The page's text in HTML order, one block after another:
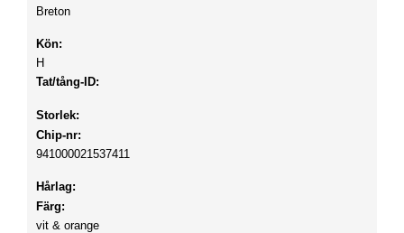
Breton
Kön:
H
Tat/tång-ID:
Storlek:
Chip-nr:
941000021537411
Hårlag:
Färg:
vit & orange